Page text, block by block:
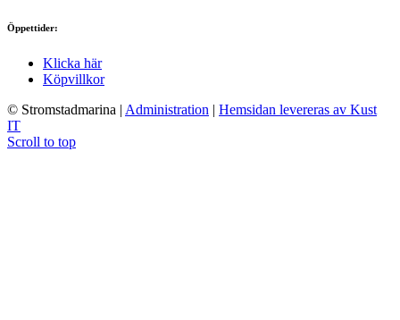
Öppettider:
Klicka här
Köpvillkor
© Stromstadmarina | Administration | Hemsidan levereras av Kust
IT
Scroll to top